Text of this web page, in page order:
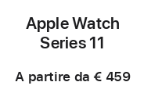
Apple Watch
Series 11
A partire da € 459